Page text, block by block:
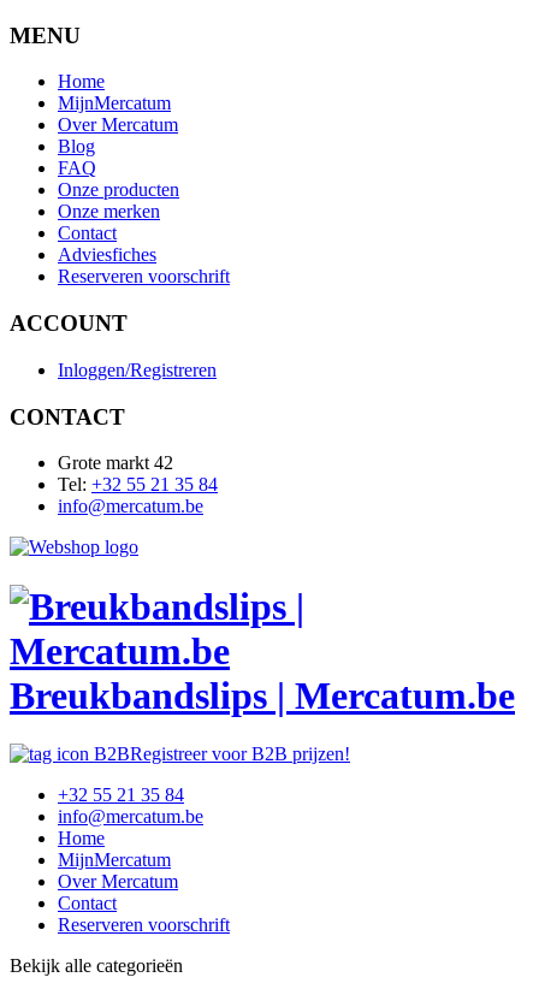
MENU
Home
MijnMercatum
Over Mercatum
Blog
FAQ
Onze producten
Onze merken
Contact
Adviesfiches
Reserveren voorschrift
ACCOUNT
Inloggen/Registreren
CONTACT
Grote markt 42
Tel: +32 55 21 35 84
info@mercatum.be
Breukbandslips | Mercatum.be
Registreer voor B2B prijzen!
+32 55 21 35 84
info@mercatum.be
Home
MijnMercatum
Over Mercatum
Contact
Reserveren voorschrift
Bekijk alle categorieën